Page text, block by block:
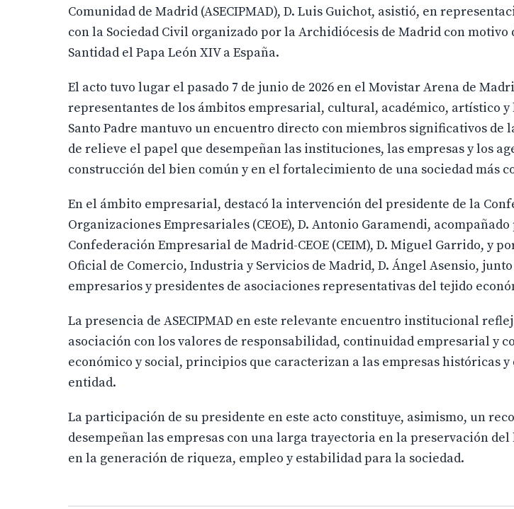
Comunidad de Madrid (ASECIPMAD), D. Luis Guichot, asistió, en
con la Sociedad Civil organizado por la Archidiócesis de Madrid con motivo
Santidad el Papa León XIV a España.
El acto tuvo lugar el pasado 7 de junio de 2026 en el Movistar Arena de
representantes de los ámbitos empresarial, cultural, académico, artístico
Santo Padre mantuvo un encuentro directo con miembros significativos de
de relieve el papel que desempeñan las instituciones, las empresas y los
construcción del bien común y en el fortalecimiento de una sociedad más
En el ámbito empresarial, destacó la intervención del presidente de la
Organizaciones Empresariales (CEOE), D. Antonio Garamendi,
Confederación Empresarial de Madrid-CEOE (CEIM), D. Miguel Garrido, y
Oficial de Comercio, Industria y Servicios de Madrid, D. Ángel Asensio,
empresarios y presidentes de asociaciones representativas del tejido
La presencia de ASECIPMAD en este relevante encuentro institucional
asociación con los valores de responsabilidad, continuidad empresarial y
económico y social, principios que caracterizan a las empresas históricas
entidad.
La participación de su presidente en este acto constituye, asimismo, un
desempeñan las empresas con una larga trayectoria en la preservación
en la generación de riqueza, empleo y estabilidad para la sociedad.